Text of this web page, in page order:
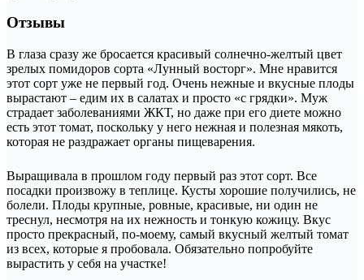
Отзывы
В глаза сразу же бросается красивый солнечно-желтый цвет
зрелых помидоров сорта «Лунный восторг». Мне нравится
этот сорт уже не первый год. Очень нежные и вкусные плоды
вырастают – едим их в салатах и просто «с грядки». Муж
страдает заболеваниями ЖКТ, но даже при его диете можно
есть этот томат, поскольку у него нежная и полезная мякоть,
которая не раздражает органы пищеварения.
Выращивала в прошлом году первый раз этот сорт. Все
посадки произвожу в теплице. Кусты хорошие получились, не
болели. Плоды крупные, ровные, красивые, ни один не
треснул, несмотря на их нежность и тонкую кожицу. Вкус
просто прекрасный, по-моему, самый вкусный желтый томат
из всех, которые я пробовала. Обязательно попробуйте
вырастить у себя на участке!